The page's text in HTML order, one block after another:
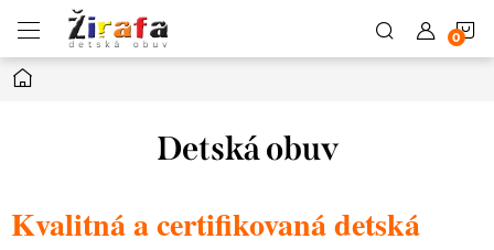
obsah
Domov
Detská obuv
Kvalitná a certifikovaná detská